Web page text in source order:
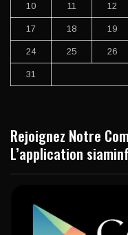
10 11 12
17 18 19
24 25 26
31
Rejoignez Notre
L’application